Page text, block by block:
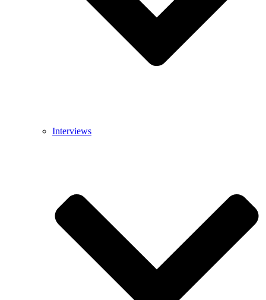
Interviews